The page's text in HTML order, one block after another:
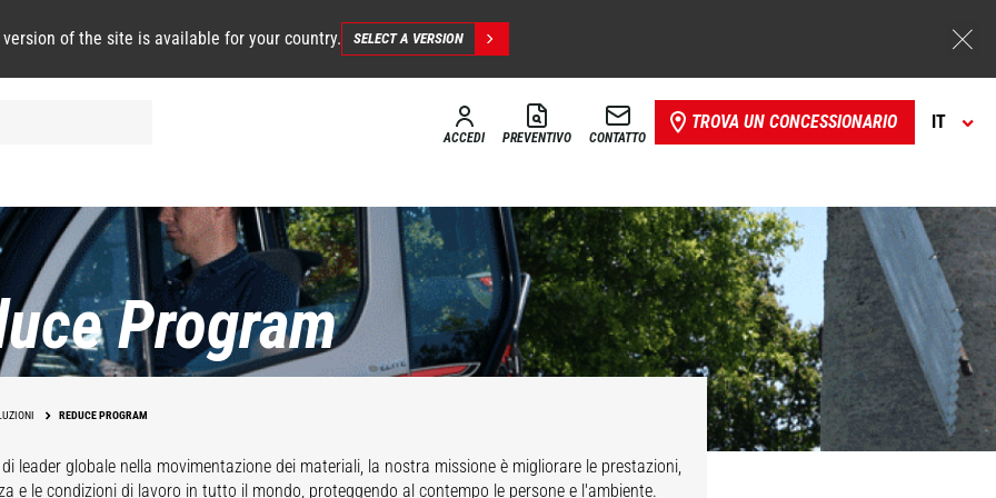
version of the site is available for your country. SELECT A VERSION
ACCEDI PREVENTIVO CONTATTO
TROVA UN CONCESSIONARIO IT
Program
REDUCE PROGRAM
leader globale nella movimentazione dei materiali, la nostra missione è migliorare le prestazioni,
e le condizioni di lavoro in tutto il mondo, proteggendo al contempo le persone e l'ambiente.